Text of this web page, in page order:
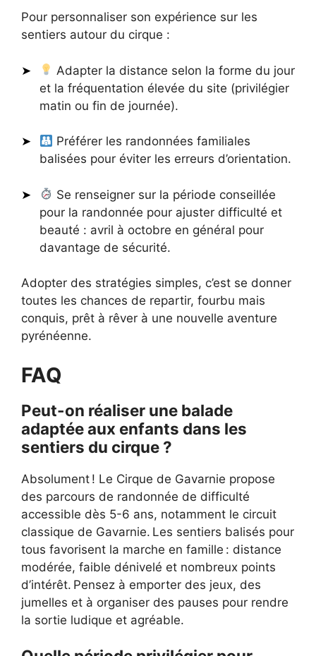
Pour personnaliser son expérience sur les
sentiers autour du cirque :
Adapter la distance selon la forme du jour
et la fréquentation élevée du site (privilégier
matin ou fin de journée).
Préférer les randonnées familiales
balisées pour éviter les erreurs d’orientation.
Se renseigner sur la période conseillée
pour la randonnée pour ajuster difficulté et
beauté : avril à octobre en général pour
davantage de sécurité.
Adopter des stratégies simples, c’est se donner
toutes les chances de repartir, fourbu mais
conquis, prêt à rêver à une nouvelle aventure
pyrénéenne.
FAQ
Peut-on réaliser une balade
adaptée aux enfants dans les
sentiers du cirque ?
Absolument ! Le Cirque de Gavarnie propose
des parcours de randonnée de difficulté
accessible dès 5-6 ans, notamment le circuit
classique de Gavarnie. Les sentiers balisés pour
tous favorisent la marche en famille : distance
modérée, faible dénivelé et nombreux points
d’intérêt. Pensez à emporter des jeux, des
jumelles et à organiser des pauses pour rendre
la sortie ludique et agréable.